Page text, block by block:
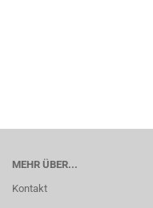
MEHR ÜBER...
Kontakt